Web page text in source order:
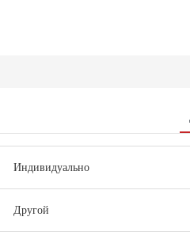
Индивидуально
Другой